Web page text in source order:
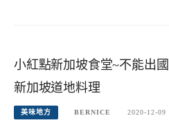
小紅點新加坡食堂~不能出
新加坡道地料理
美味地方 BERNICE 2020-12-09